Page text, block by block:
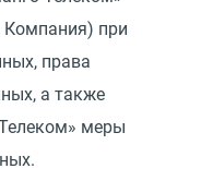
Компания) при
права
а также
меры